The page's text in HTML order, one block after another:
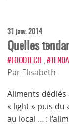
31 janv. 2014
Quelles
#FOODTECH
Par Elisabeth
Aliments dédiés
« light » puis du
au local … :